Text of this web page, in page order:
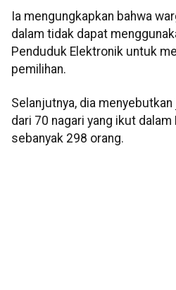
Ia mengungkapkan bahwa
dalam tidak dapat
Penduduk Elektronik untuk
pemilihan.
Selanjutnya, dia
dari 70 nagari yang ikut dalam
sebanyak 298 orang.